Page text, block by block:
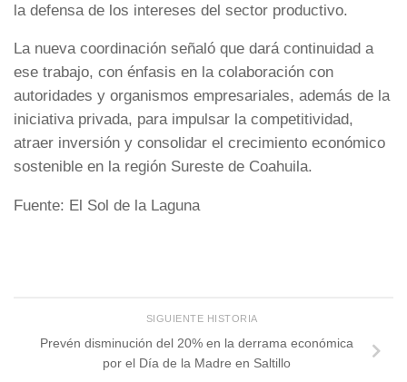
la defensa de los intereses del sector productivo.
La nueva coordinación señaló que dará continuidad a
ese trabajo, con énfasis en la colaboración con
autoridades y organismos empresariales, además de la
iniciativa privada, para impulsar la competitividad,
atraer inversión y consolidar el crecimiento económico
sostenible en la región Sureste de Coahuila.
Fuente: El Sol de la Laguna
SIGUIENTE HISTORIA
Prevén disminución del 20% en la derrama económica
por el Día de la Madre en Saltillo